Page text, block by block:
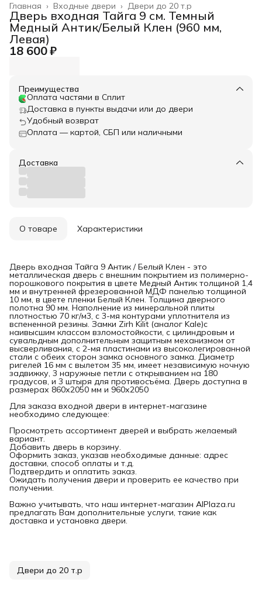
Двери до 20 т.р
Входные двери ›
Главная ›
Дверь входная Тайга 9 см. Темный
Медный Антик/Белый Клен (960 мм,
Левая)
18 600 ₽
Преимущества
Оплата частями в Сплит
Доставка в пункты выдачи или до двери
Удобный возврат
Оплата — картой, СБП или наличными
Доставка
О товаре Характеристики
Дверь входная Тайга 9 Антик / Белый Клен - это
металлическая дверь с внешним покрытием из полимерно-
порошкового покрытия в цвете Медный Антик толщиной 1,4
мм и внутренней фрезерованной МДФ панелью толщиной
10 мм, в цвете пленки Белый Клен. Толщина дверного
полотна 90 мм. Наполнение из минеральной плиты
плотностью 70 кг/м3, с 3-мя контурами уплотнителя из
вспененной резины. Замки Zirh Kilit (аналог Kale)с
наивысшим классом взломостойкости, с цилиндровым и
сувальдным дополнительным защитным механизмом от
высверливания, с 2-мя пластинами из высоколегированной
стали с обеих сторон замка основного замка. Диаметр
ригелей 16 мм с вылетом 35 мм, имеет независимую ночную
задвижку, 3 наружные петли с открыванием на 180
градусов, и 3 штыря для противосъёма. Дверь доступна в
размерах 860х2050 мм и 960х2050
Для заказа входной двери в интернет-магазине
необходимо следующее:
Просмотреть ассортимент дверей и выбрать желаемый
вариант.
Добавить дверь в корзину.
Оформить заказ, указав необходимые данные: адрес
доставки, способ оплаты и т.д.
Подтвердить и оплатить заказ.
Ожидать получения двери и проверить ее качество при
получении.
Важно учитывать, что наш интернет-магазин AlPlaza.ru
предлагать Вам дополнительные услуги, такие как
доставка и установка двери.
Двери до 20 т.р